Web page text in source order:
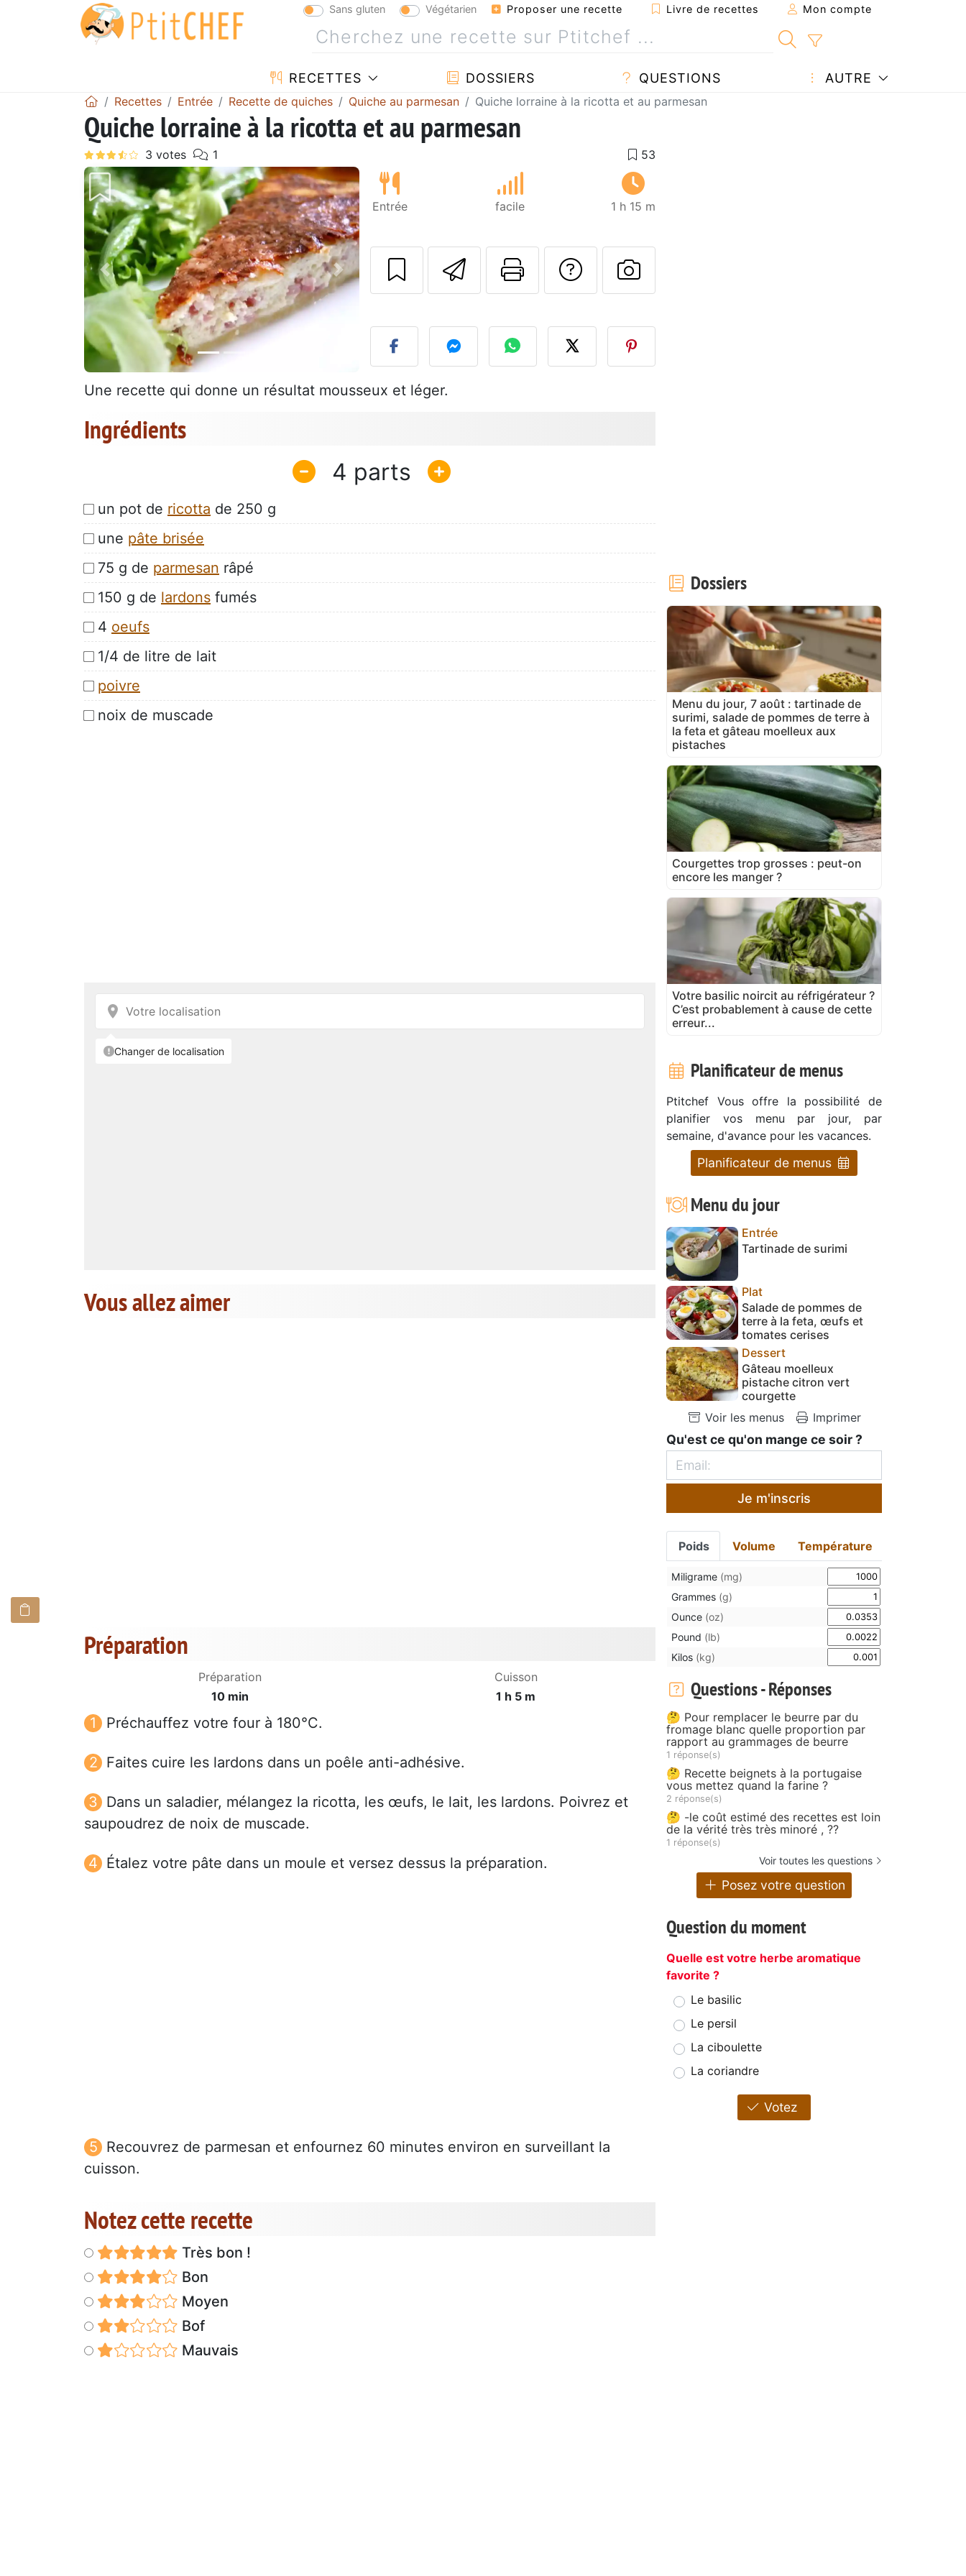
Sans gluten Végétarien Proposer une recette Livre de recettes Mon compte
RECETTES DOSSIERS QUESTIONS AUTRE
Recettes Entrée Recette de quiches Quiche au parmesan Quiche lorraine à la ricotta et au parmesan
Quiche lorraine à la ricotta et au parmesan
Précédent Suivant
Entrée facile 1 h 15 m
Envoyer cette recette à un ami
Imprimer cette page
Poser une question à l'auteur
Publier votre photo de cette
Une recette qui donne un résultat mousseux et léger.
Ingrédients
4
un pot de ricotta de 250 g
une pâte brisée
75 g de parmesan râpé
150 g de lardons fumés
4 oeufs
1/4 de litre de lait
poivre
noix de muscade
Vous allez aimer
Préparation
Préparation
10 min
Cuisson
1 h 5 m
Préchauffez votre four à 180°C.
Faites cuire les lardons dans un poêle anti-adhésive.
Dans un saladier, mélangez la ricotta, les œufs, le lait, les lardons. Poivrez et
saupoudrez de noix de muscade.
Étalez votre pâte dans un moule et versez dessus la préparation.
Recouvrez de parmesan et enfournez 60 minutes environ en surveillant la
cuisson.
Notez cette recette
Très bon !
Bon
Moyen
Bof
Mauvais
Dossiers
Menu du jour, 7 août : tartinade de
surimi, salade de pommes de terre à
la feta et gâteau moelleux aux
pistaches
Courgettes trop grosses : peut-on
encore les manger ?
Votre basilic noircit au réfrigérateur ?
C’est probablement à cause de cette
erreur...
Planificateur de menus
Ptitchef Vous offre la possibilité de
planifier vos menu par jour, par
semaine, d'avance pour les vacances.
Planificateur de menus
Menu du jour
Entrée
Tartinade de surimi
Plat
Salade de pommes de
terre à la feta, œufs et
tomates cerises
Dessert
Gâteau moelleux
pistache citron vert
courgette
Voir les menus
Imprimer
Qu'est ce qu'on mange ce soir ?
Je m'inscris
Poids Volume Température
Miligrame (mg)
Grammes (g)
Ounce (oz)
Pound (lb)
Kilos (kg)
Questions - Réponses
🤔 Pour remplacer le beurre par du
fromage blanc quelle proportion par
rapport au grammages de beurre
1 réponse(s)
🤔 Recette beignets à la portugaise
vous mettez quand la farine ?
2 réponse(s)
🤔 -le coût estimé des recettes est loin
de la vérité très très minoré , ??
1 réponse(s)
Voir toutes les questions
Posez votre question
Question du moment
Quelle est votre herbe aromatique
favorite ?
Le basilic
Le persil
La ciboulette
La coriandre
Votez